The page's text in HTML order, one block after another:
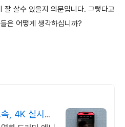
잘 살수 있을지 의문입니다. 그렇다고
은 어떻게 생각하십니까?
, 4K 실시간